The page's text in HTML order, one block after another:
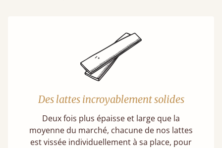
Des lattes incroyablement solides
Deux fois plus épaisse et large que la
moyenne du marché, chacune de nos lattes
est vissée individuellement à sa place, pour